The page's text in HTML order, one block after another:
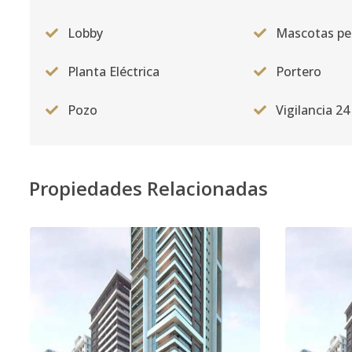
Lobby Mascotas
Planta Eléctrica Portero
Pozo Vigilancia
Propiedades Relacionadas